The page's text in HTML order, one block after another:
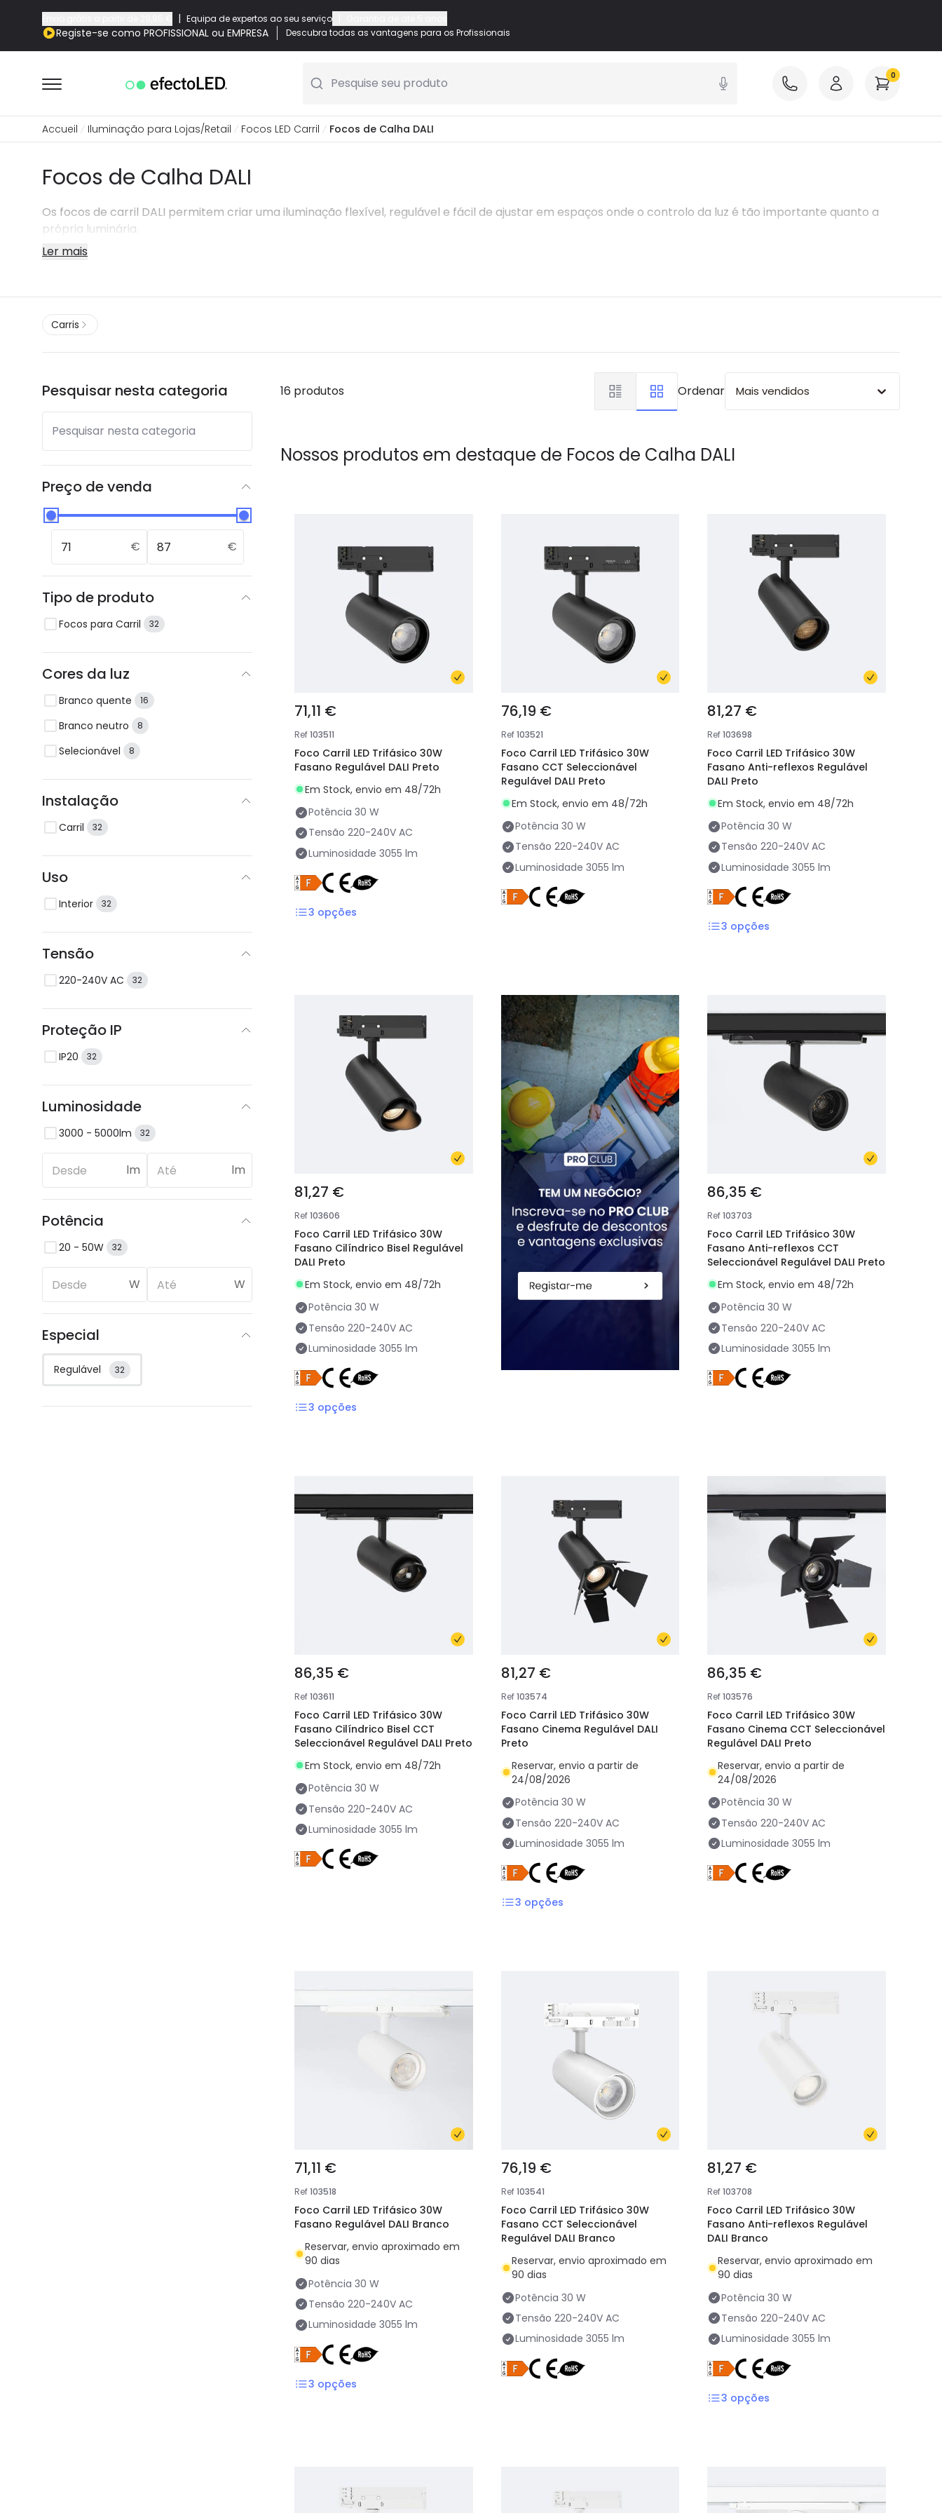
| Equipa de expertos ao seu serviço
Registe-se como PROFISSIONAL ou EMPRESA Descubra todas as vantagens para os Profissionais
Pesquise seu produto 0
Accueil Iluminação para Lojas/Retail Focos LED Carril Focos de Calha DALI
Focos de Calha DALI
Os focos de carril DALI permitem criar uma iluminação flexível, regulável e fácil de ajustar em espaços onde o controlo da luz é tão importante quanto a
própria luminária.
Ler mais
Carris
Pesquisar nesta categoria
Pesquisar nesta categoria
Preço de venda
€ €
Tipo de produto
Focos para Carril 32
Cores da luz
Branco quente 16
Branco neutro 8
Selecionável 8
Instalação
Carril 32
Uso
Interior 32
Tensão
220-240V AC 32
Proteção IP
IP20 32
Luminosidade
3000 - 5000lm 32
lm lm
Potência
20 - 50W 32
W W
Especial
Regulável 32
16 produtos Ordenar Mais vendidos
Nossos produtos em destaque de Focos de Calha DALI
71,11 €
Ref103511
Foco Carril LED Trifásico 30W
Fasano Regulável DALI Preto
Em Stock, envio em 48/72h
Potência 30 W
Tensão 220-240V AC
Luminosidade 3055 lm
3 opções
76,19 €
Ref103521
Foco Carril LED Trifásico 30W
Fasano CCT Seleccionável
Regulável DALI Preto
Em Stock, envio em 48/72h
Potência 30 W
Tensão 220-240V AC
Luminosidade 3055 lm
81,27 €
Ref103698
Foco Carril LED Trifásico 30W
Fasano Anti-reflexos Regulável
DALI Preto
Em Stock, envio em 48/72h
Potência 30 W
Tensão 220-240V AC
Luminosidade 3055 lm
3 opções
81,27 €
Ref103606
Foco Carril LED Trifásico 30W
Fasano Cilíndrico Bisel Regulável
DALI Preto
Em Stock, envio em 48/72h
Potência 30 W
Tensão 220-240V AC
Luminosidade 3055 lm
3 opções
86,35 €
Ref103703
Foco Carril LED Trifásico 30W
Fasano Anti-reflexos CCT
Seleccionável Regulável DALI Preto
Em Stock, envio em 48/72h
Potência 30 W
Tensão 220-240V AC
Luminosidade 3055 lm
86,35 €
Ref103611
Foco Carril LED Trifásico 30W
Fasano Cilíndrico Bisel CCT
Seleccionável Regulável DALI Preto
Em Stock, envio em 48/72h
Potência 30 W
Tensão 220-240V AC
Luminosidade 3055 lm
81,27 €
Ref103574
Foco Carril LED Trifásico 30W
Fasano Cinema Regulável DALI
Preto
Reservar, envio a partir de
24/08/2026
Potência 30 W
Tensão 220-240V AC
Luminosidade 3055 lm
3 opções
86,35 €
Ref103576
Foco Carril LED Trifásico 30W
Fasano Cinema CCT Seleccionável
Regulável DALI Preto
Reservar, envio a partir de
24/08/2026
Potência 30 W
Tensão 220-240V AC
Luminosidade 3055 lm
71,11 €
Ref103518
Foco Carril LED Trifásico 30W
Fasano Regulável DALI Branco
Reservar, envio aproximado em
90 dias
Potência 30 W
Tensão 220-240V AC
Luminosidade 3055 lm
3 opções
76,19 €
Ref103541
Foco Carril LED Trifásico 30W
Fasano CCT Seleccionável
Regulável DALI Branco
Reservar, envio aproximado em
90 dias
Potência 30 W
Tensão 220-240V AC
Luminosidade 3055 lm
81,27 €
Ref103708
Foco Carril LED Trifásico 30W
Fasano Anti-reflexos Regulável
DALI Branco
Reservar, envio aproximado em
90 dias
Potência 30 W
Tensão 220-240V AC
Luminosidade 3055 lm
3 opções